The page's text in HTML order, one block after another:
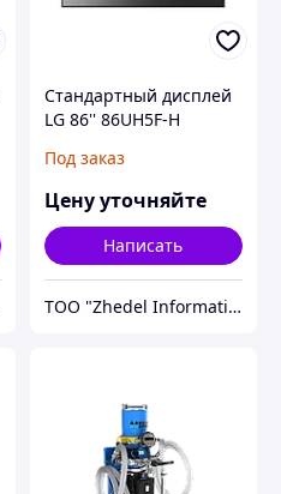
Стандартный дисплей
LG 86'' 86UH5F-H
Под заказ
Цену уточняйте
Написать
ТОО "Zhedel Information Systems"